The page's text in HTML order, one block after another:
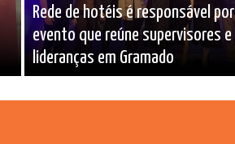
Rede de hotéis é responsável por
evento que reúne supervisores e
lideranças em Gramado